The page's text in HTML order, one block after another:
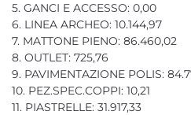
5. GANCI E ACCESSO: 0,00
6. LINEA ARCHEO: 10.144,97
7. MATTONE PIENO: 86.460,02
8. OUTLET: 725,76
9. PAVIMENTAZIONE POLIS:
10. PEZ.SPEC.COPPI: 10,21
11. PIASTRELLE: 31.917,33